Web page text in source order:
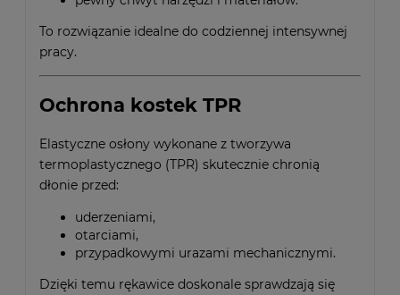
To rozwiązanie idealne do codziennej intensywnej
pracy.
Ochrona kostek TPR
Elastyczne osłony wykonane z tworzywa
termoplastycznego (TPR) skutecznie chronią
dłonie przed:
uderzeniami,
otarciami,
przypadkowymi urazami mechanicznymi.
Dzięki temu rękawice doskonale sprawdzają się